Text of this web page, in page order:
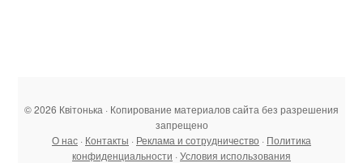
© 2026 Квітонька · Копирование материалов сайта без разрешения
запрещено
О нас · Контакты · Реклама и сотрудничество · Политика
конфиденциальности ·Условия использования